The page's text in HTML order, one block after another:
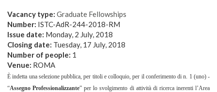
Vacancy type: Graduate Fellowships
Number: ISTC-AdR-244-2018-RM
Issue date: Monday, 2 July, 2018
Closing date: Tuesday, 17 July, 2018
Number of people: 1
Venue: ROMA
È indetta una selezione pubblica, per titoli e colloquio, per il conferimento di n. 1 (uno) -
“AssegnoProfessionalizzante” per lo svolgimento di attività di ricerca inerenti l’Area